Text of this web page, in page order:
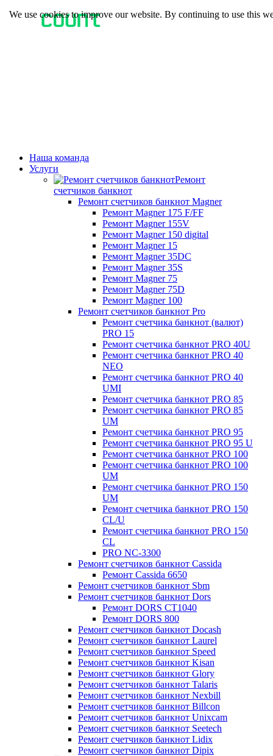
Наша команда
Услуги
Ремонт
счетчиков банкнот
Ремонт счетчиков банкнот Magner
Ремонт Magner 175 F/FF
Ремонт Magner 155V
Ремонт Magner 150 digital
Ремонт Magner 15
Ремонт Magner 35DC
Ремонт Magner 35S
Ремонт Magner 75
Ремонт Magner 75D
Ремонт Magner 100
Ремонт счетчиков банкнот Pro
Ремонт счетчика банкнот (валют)
PRO 15
Ремонт счетчика банкнот PRO 40U
Ремонт счетчика банкнот PRO 40
NEO
Ремонт счетчика банкнот PRO 40
UMI
Ремонт счетчика банкнот PRO 85
Ремонт счетчика банкнот PRO 85
UM
Ремонт счетчика банкнот PRO 95
Ремонт счетчика банкнот PRO 95 U
Ремонт счетчика банкнот PRO 100
Ремонт счетчика банкнот PRO 100
UM
Ремонт счетчика банкнот PRO 150
UM
Ремонт счетчика банкнот PRO 150
CL/U
Ремонт счетчика банкнот PRO 150
CL
PRO NC-3300
Ремонт счетчиков банкнот Cassida
Ремонт Cassida 6650
Ремонт счетчиков банкнот Sbm
Ремонт счетчиков банкнот Dors
Ремонт DORS СТ1040
Ремонт DORS 800
Ремонт счетчиков банкнот Docash
Ремонт счетчиков банкнот Laurel
Ремонт счетчиков банкнот Speed
Ремонт счетчиков банкнот Kisan
Ремонт счетчиков банкнот Glory
Ремонт счетчиков банкнот Talaris
Ремонт счетчиков банкнот Nexbill
Ремонт счетчиков банкнот Billcon
Ремонт счетчиков банкнот Unixcam
Ремонт счетчиков банкнот Seetech
Ремонт счетчиков банкнот Lidix
Ремонт счетчиков банкнот Dipix
We use cookies to improve our website. By continuing to use this